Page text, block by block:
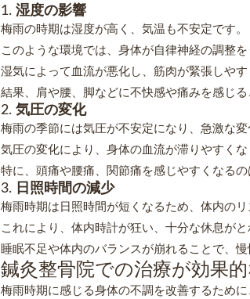
1. 湿度の影響
梅雨の時期は湿度が高く、気温も不安定です。
このような環境では、身体が自律神経の調整
湿気によって血流が悪化し、筋肉が緊張しやす
結果、肩や腰、脚などに不快感や痛みを感じる
2. 気圧の変化
梅雨の季節には気圧が不安定になり、急激な変
気圧の変化により、身体の血流が滞りやすく
特に、頭痛や腰痛、関節痛を感じやすくなるの
3. 日照時間の減少
梅雨時期は日照時間が短くなるため、体内のリ
これにより、体内時計が狂い、十分な休息が
睡眠不足や体内のバランスが崩れることで、
鍼灸整骨院での治療が効果
梅雨時期に感じる身体の不調を改善するため